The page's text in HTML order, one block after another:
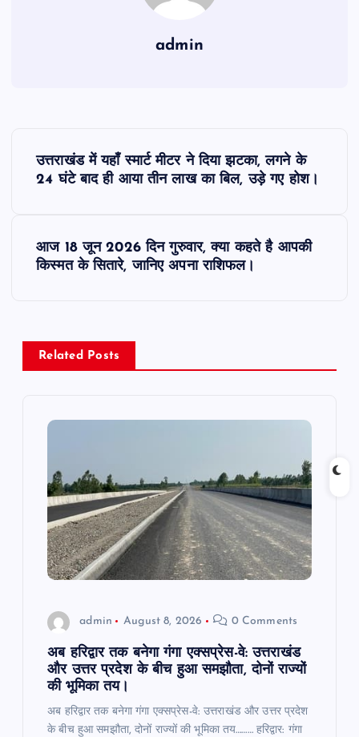
admin
a
v
उत्तराखंड में यहाँ स्मार्ट मीटर ने दिया झटका, लगने के
24 घंटे बाद ही आया तीन लाख का बिल, उड़े गए होश।
आज 18 जून 2026 दिन गुरुवार, क्या कहते है आपकी
किस्मत के सितारे, जानिए अपना राशिफल।
Related Posts
admin August 8, 2026 0 Comments
अब हरिद्वार तक बनेगा गंगा एक्सप्रेस-वे: उत्तराखंड
और उत्तर प्रदेश के बीच हुआ समझौता, दोनों राज्यों
की भूमिका तय।
अब हरिद्वार तक बनेगा गंगा एक्सप्रेस-वे: उत्तराखंड और उत्तर प्रदेश
के बीच हुआ समझौता, दोनों राज्यों की भूमिका तय……… हरिद्वार: गंगा